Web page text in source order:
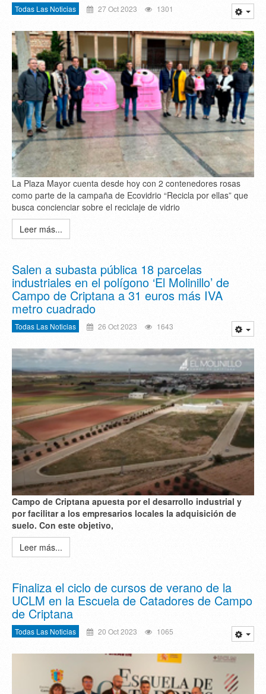
Todas Las Noticias 27 Oct 2023 1301
La Plaza Mayor cuenta desde hoy con 2 contenedores rosas
como parte de la campaña de Ecovidrio “Recicla por ellas” que
busca concienciar sobre el reciclaje de vidrio
Leer más...
Salen a subasta pública 18 parcelas
industriales en el polígono ‘El Molinillo’ de
Campo de Criptana a 31 euros más IVA
metro cuadrado
Todas Las Noticias 26 Oct 2023 1643
Campo de Criptana apuesta por el desarrollo industrial y
por facilitar a los empresarios locales la adquisición de
suelo. Con este objetivo,
Leer más...
Finaliza el ciclo de cursos de verano de la
UCLM en la Escuela de Catadores de Campo
de Criptana
Todas Las Noticias 20 Oct 2023 1065